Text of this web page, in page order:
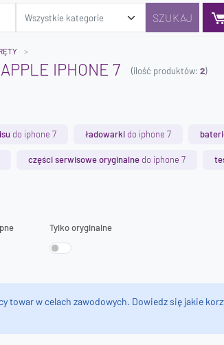
IPHONE 7 (ilość produktów: 2)
do iphone 7 ładowarki do iphone 7
części serwisowe oryginalne do iphone 7
Tylko oryginalne
towar w celach zawodowych. Dowiedz się jakie